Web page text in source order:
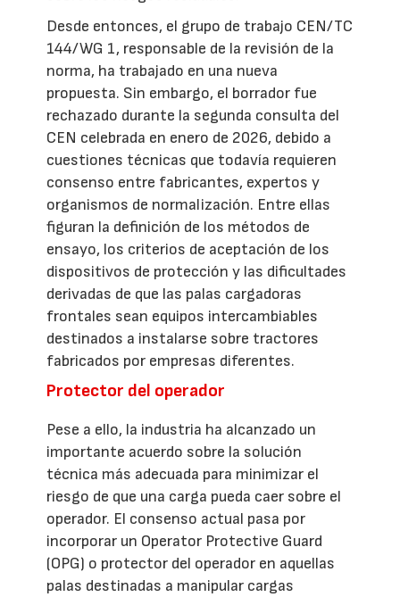
Desde entonces, el grupo de trabajo CEN/TC
144/WG 1, responsable de la revisión de la
norma, ha trabajado en una nueva
propuesta. Sin embargo, el borrador fue
rechazado durante la segunda consulta del
CEN celebrada en enero de 2026, debido a
cuestiones técnicas que todavía requieren
consenso entre fabricantes, expertos y
organismos de normalización. Entre ellas
figuran la definición de los métodos de
ensayo, los criterios de aceptación de los
dispositivos de protección y las dificultades
derivadas de que las palas cargadoras
frontales sean equipos intercambiables
destinados a instalarse sobre tractores
fabricados por empresas diferentes.
Protector del operador
Pese a ello, la industria ha alcanzado un
importante acuerdo sobre la solución
técnica más adecuada para minimizar el
riesgo de que una carga pueda caer sobre el
operador. El consenso actual pasa por
incorporar un Operator Protective Guard
(OPG) o protector del operador en aquellas
palas destinadas a manipular cargas